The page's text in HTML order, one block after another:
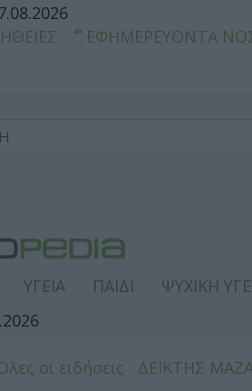
ΕΦΗΜΕΡΕΥΟΝΤΑ
ΥΓΕΙΑ ΠΑΙΔΙ ΨΥΧΙΚΗ
οι ειδήσεις ΔΕΙΚΤΗΣ